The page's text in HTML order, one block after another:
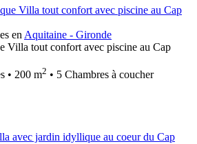
enAquitaine - Gironde
Villa tout confort avec piscine au Cap
• 200 m2 • 5 Chambres à coucher